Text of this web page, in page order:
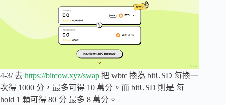
4-3/ 去 https://bitcow.xyz/swap 把 wbtc 換為 bitUSD 每換一
次得 1000 分，最多可得 10 萬分。而 bitUSD 則是 每
hold 1 顆可得 80 分 最多 8 萬分。